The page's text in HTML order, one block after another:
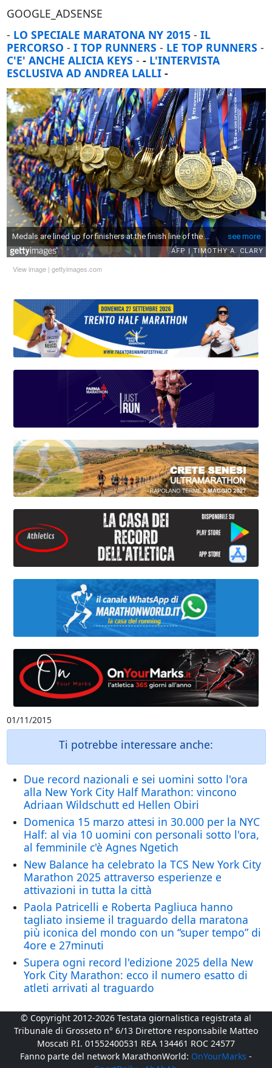
GOOGLE_ADSENSE
- LO SPECIALE MARATONA NY 2015- IL
PERCORSO - I TOP RUNNERS - LE TOP RUNNERS -
C'E' ANCHE ALICIA KEYS - - L'INTERVISTA
ESCLUSIVA AD ANDREA LALLI-
View image| gettyimages.com
01/11/2015
Ti potrebbe interessare anche:
Due record nazionali e sei uomini sotto l'ora
alla New York City Half Marathon: vincono
Adriaan Wildschutt ed Hellen Obiri
Domenica 15 marzo attesi in 30.000 per la NYC
Half: al via 10 uomini con personali sotto l'ora,
al femminile c'è Agnes Ngetich
New Balance ha celebrato la TCS New York City
Marathon 2025 attraverso esperienze e
attivazioni in tutta la città
Paola Patricelli e Roberta Pagliuca hanno
tagliato insieme il traguardo della maratona
più iconica del mondo con un “super tempo” di
4ore e 27minuti
Supera ogni record l'edizione 2025 della New
York City Marathon: ecco il numero esatto di
atleti arrivati al traguardo
© Copyright 2012-2026 Testata giornalistica registrata al
Tribunale di Grosseto n° 6/13 Direttore responsabile Matteo
Moscati P.I. 01552400531 REA 134461 ROC 24577
Fanno parte del network MarathonWorld: OnYourMarks -